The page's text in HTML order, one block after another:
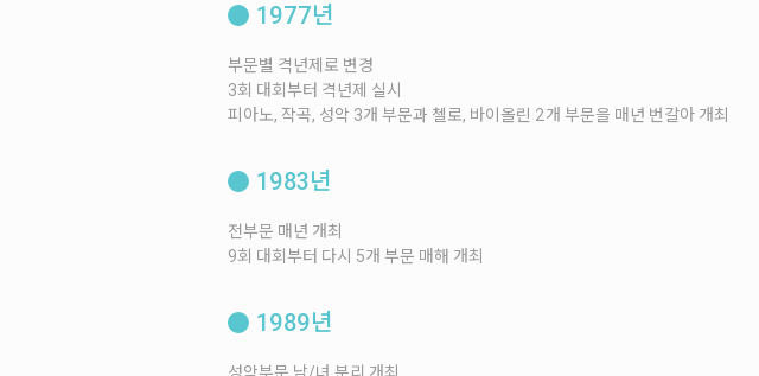
1977년
부문별 격년제로 변경
3회 대회부터 격년제 실시
피아노, 작곡, 성악 3개 부문과 첼로, 바이올린 2개 부문을 매년 번갈아 개최
1983년
전부문 매년 개최
9회 대회부터 다시 5개 부문 매해 개최
1989년